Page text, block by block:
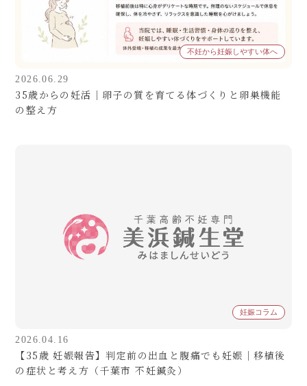
2026.06.29
35歳からの妊活｜卵子の質を育てる体づくりと卵巣機能
の整え方
不妊から妊娠しやすい体へ
2026.04.16
【35歳 妊娠報告】判定前の出血と腹痛でも妊娠｜移植後
の症状と考え方（千葉市 不妊鍼灸）
妊娠コラム